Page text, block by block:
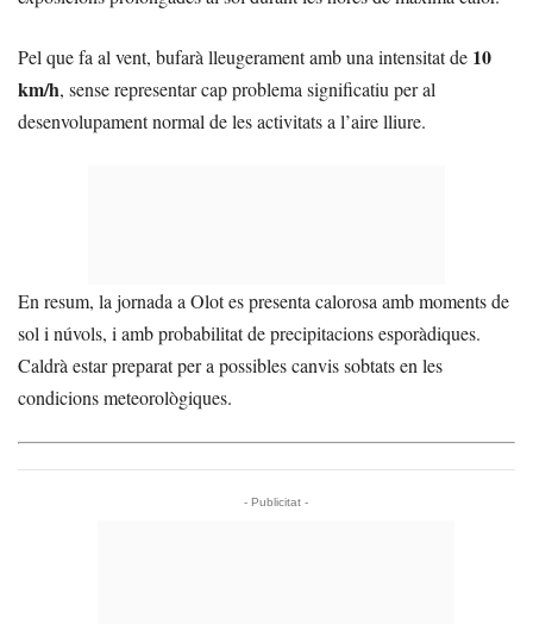
Pel que fa al vent, bufarà lleugerament amb una intensitat de 10
km/h, sense representar cap problema significatiu per al
desenvolupament normal de les activitats a l’aire lliure.
En resum, la jornada a Olot es presenta calorosa amb moments de
sol i núvols, i amb probabilitat de precipitacions esporàdiques.
Caldrà estar preparat per a possibles canvis sobtats en les
condicions meteorològiques.
- Publicitat -